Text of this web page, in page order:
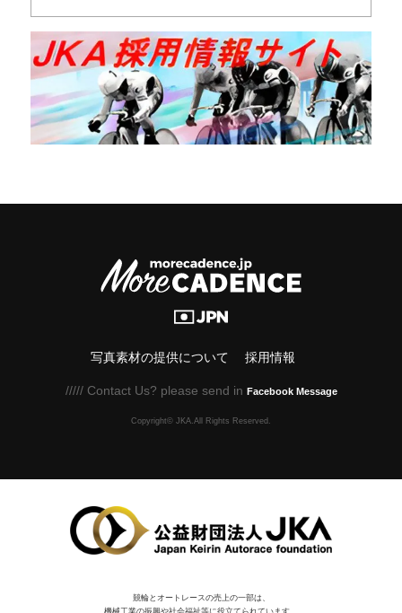
写真素材の提供について 採用情報
///// Contact Us? please send in Facebook Message
Copyright© JKA.All Rights Reserved.
競輪とオートレースの売上の一部は、
機械⼯業の振興や社会福祉等に役⽴てられています。